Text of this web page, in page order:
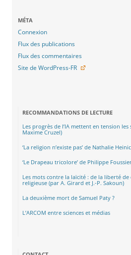
MÉTA
Connexion
Flux des publications
Flux des commentaires
Site de WordPress-FR
RECOMMANDATIONS DE LECTURE
Les progrès de l’IA mettent en tension
Maxime Cruzel)
‘La religion n’existe pas’ de Nathalie
‘Le Drapeau tricolore’ de Philippe
Les mots contre la laïcité : de la liberté de
religieuse (par A. Girard et J.-P. Sakoun)
La deuxième mort de Samuel Paty ?
L’ARCOM entre sciences et médias